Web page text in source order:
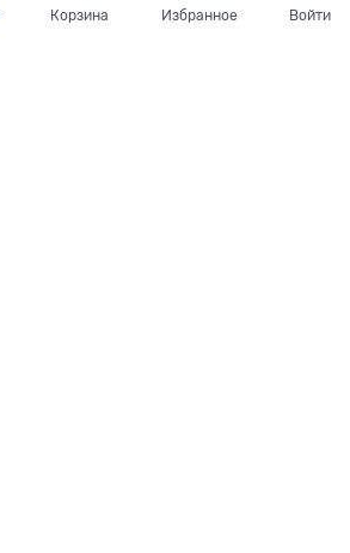
Корзина Избранное Войти